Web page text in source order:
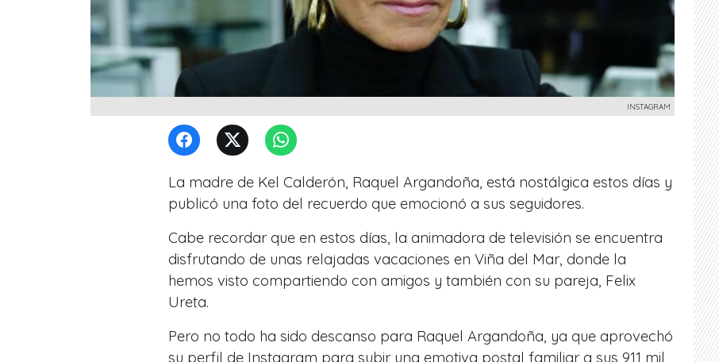
INSTAGRAM
La madre de Kel Calderón, Raquel Argandoña, está nostálgica estos días y
publicó una foto del recuerdo que emocionó a sus seguidores.
Cabe recordar que en estos días, la animadora de televisión se encuentra
disfrutando de unas relajadas vacaciones en Viña del Mar, donde la
hemos visto compartiendo con amigos y también con su pareja, Felix
Ureta.
Pero no todo ha sido descanso para Raquel Argandoña, ya que aprovechó
su perfil de Instagram para subir una emotiva postal familiar a sus 911 mil